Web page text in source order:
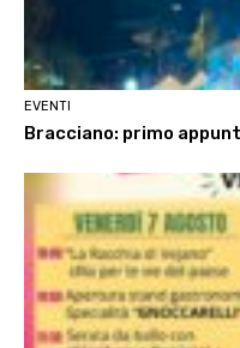
EVENTI
Bracciano: primo